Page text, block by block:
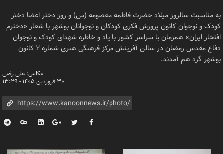
به مناسبت سالروز میلاد حضرت فاطمه معصومه (س) و روز دختر اعضا دختر
کودک و نوجوان کانون پرورش فکری کودکان و نوجوانان بوشهر با شعار «دخترم
افتخار ایران» همزمان با سراسر کشور با یاد و خاطره شهدای کودک و نوجوان
دفاع مقدس رمضان در سالن آفرینش مرکز فرهنگی هنری شماره ۲ کانون
بوشهر گرد هم آمدند.
عکاس: علی رضی
۳۰ فروردین ۱۴۰۵ - ۱۳:۲۹